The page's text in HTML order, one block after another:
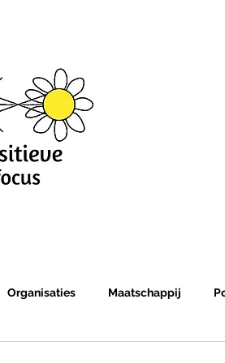
Organisaties Maatschappij